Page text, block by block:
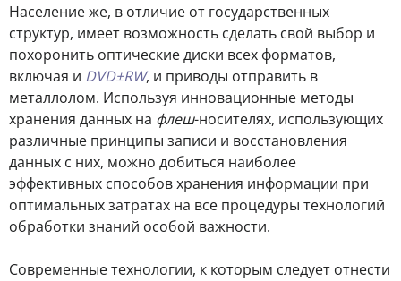
Население же, в отличие от государственных
структур, имеет возможность сделать свой выбор и
похоронить оптические диски всех форматов,
включая и DVD±RW, и приводы отправить в
металлолом. Используя инновационные методы
хранения данных на флеш-носителях, использующих
различные принципы записи и восстановления
данных с них, можно добиться наиболее
эффективных способов хранения информации при
оптимальных затратах на все процедуры технологий
обработки знаний особой важности.
Современные технологии, к которым следует отнести